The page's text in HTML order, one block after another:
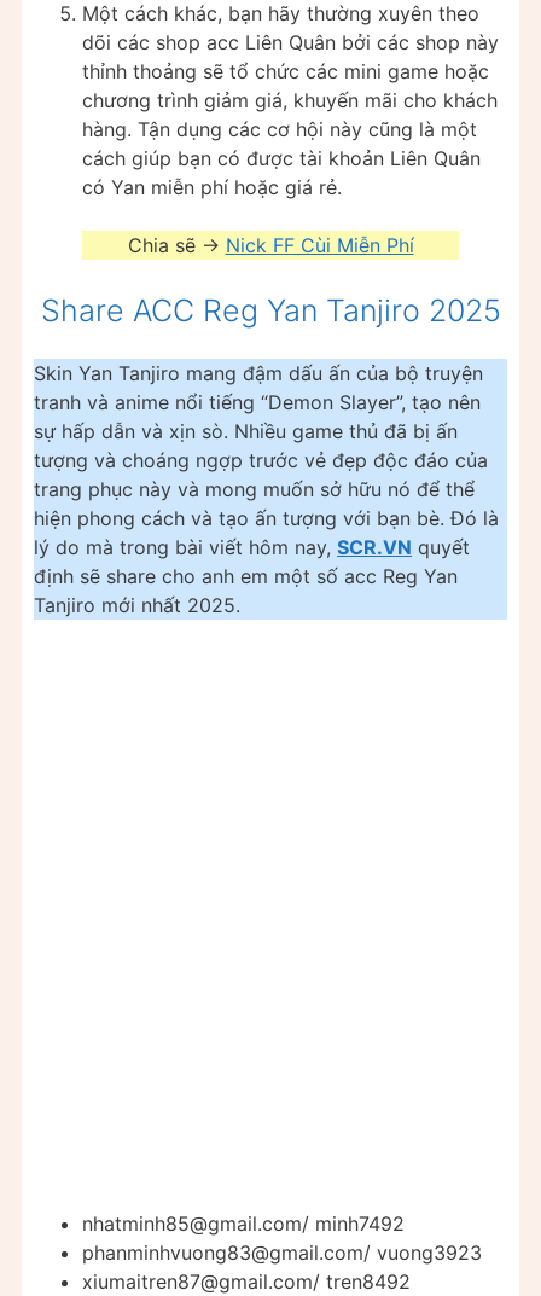
Một cách khác, bạn hãy thường xuyên theo
dõi các shop acc Liên Quân bởi các shop này
thỉnh thoảng sẽ tổ chức các mini game hoặc
chương trình giảm giá, khuyến mãi cho khách
hàng. Tận dụng các cơ hội này cũng là một
cách giúp bạn có được tài khoản Liên Quân
có Yan miễn phí hoặc giá rẻ.
Chia sẽ -> Nick FF Cùi Miễn Phí
Share ACC Reg Yan Tanjiro 2025
Skin Yan Tanjiro mang đậm dấu ấn của bộ truyện
tranh và anime nổi tiếng “Demon Slayer”, tạo nên
sự hấp dẫn và xịn sò. Nhiều game thủ đã bị ấn
tượng và choáng ngợp trước vẻ đẹp độc đáo của
trang phục này và mong muốn sở hữu nó để thể
hiện phong cách và tạo ấn tượng với bạn bè. Đó là
lý do mà trong bài viết hôm nay, SCR.VN quyết
định sẽ share cho anh em một số acc Reg Yan
Tanjiro mới nhất 2025.
nhatminh85@gmail.com/ minh7492
phanminhvuong83@gmail.com/ vuong3923
xiumaitren87@gmail.com/ tren8492